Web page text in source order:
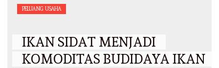
PELUANG USAHA
IKAN SIDAT MENJADI
KOMODITAS BUDIDAYA IKAN